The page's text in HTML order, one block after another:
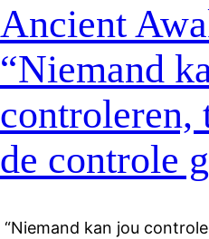
Ancient
“Niemand
controleren,
de controle
“Niemand kan jou